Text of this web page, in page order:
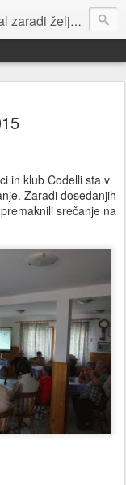
času." Baron Anton Codelli
in klub Codelli sta v
Zaradi dosedanjih
srečanje na